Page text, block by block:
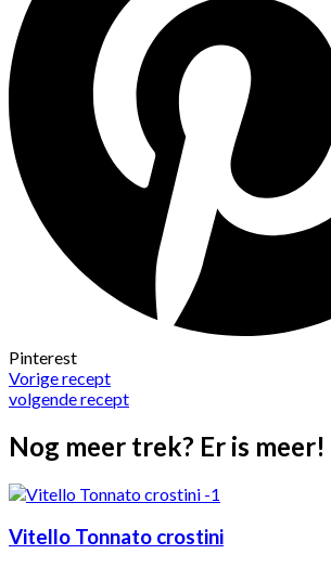
Pinterest
Vorige recept
volgende recept
Nog meer trek? Er is meer!
Vitello Tonnato crostini